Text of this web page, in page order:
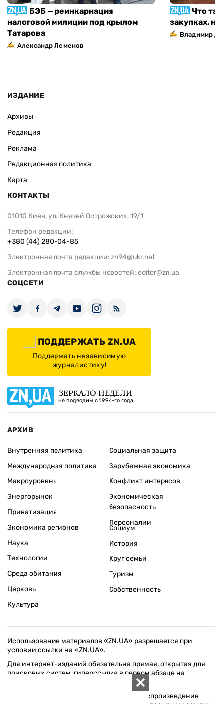
БЭБ — реинкарнация
налоговой милиции под крылом
Татарова
Александр Леменов
Что
закупках,
Владимир
ИЗДАНИЕ
Архивы
Редакция
Реклама
Редакционная политика
Карта
КОНТАКТЫ
01010 Киев, ул. Князей Острожских, 19/1
Телефон редакции:
+380 (44) 280-04-85
Электронная почта редакции: zn94@ukr.net
Электронная почта службы новостей: editor@zn.ua
СОЦСЕТИ
ПОДДЕРЖАТЬ ZN.UA
Поддержать независимую
журналистику!
ЗЕРКАЛО НЕДЕЛИ
не подводим с 1994-го года
АРХИВ
Внутренняя политика
Международная политика
Макроуровень
Энергорынок
Приватизация
Экономика регионов
Социальная защита
Зарубежная экономика
Конфликт интересов
Экономическая
безопасность
Персоналии
Наука
Технологии
Среда обитания
Церковь
Культура
Социум
История
Круг семьи
Туризм
Собственность
Использование материалов «ZN.UA» разрешается при
условии ссылки на «ZN.UA».
Для интернет-изданий обязательна прямая, открытая для
поисковых систем, гиперссылка в первом абзаце на
Любое копирование, перепечатка или воспроизведение